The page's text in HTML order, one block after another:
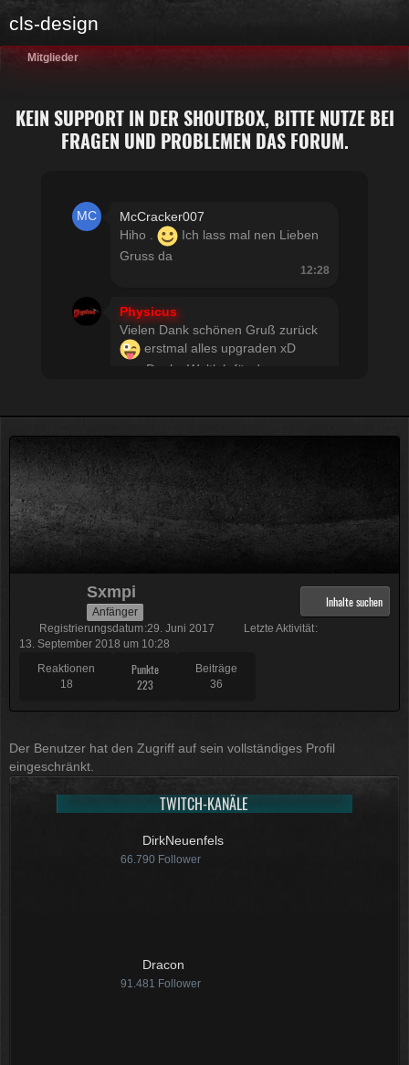
cls-design
Mitglieder
KEIN SUPPORT IN DER SHOUTBOX, BITTE NUTZE BEI
FRAGEN UND PROBLEMEN DAS FORUM.
McCracker007
Hiho .
Ich lass mal nen Lieben
Gruss da
12:28
Physicus
Vielen Dank schönen Gruß zurück
erstmal alles upgraden xD
usw Danke Woltlab für den
Twitch-Box 6.2.0 in Arbeit
13:47
McCracker007
Muss ich auch alles machen .
kann .
Plugins haben und dann noch mal
65 für Forum Update.
Ja bei mir sind es 130 € für
auch so um locker flockig 50-60 €
McCracker007
Sxmpi
Anfänger
Reaktionen
18
Punkte
223
Beiträge
36
Inhalte suchen
Registrierungsdatum 29. Juni 2017
Letzte Aktivität
13. September 2018 um 10:28
Der Benutzer hat den Zugriff auf sein vollständiges Profil
eingeschränkt.
TWITCH-KANÄLE
DirkNeuenfels
66.790 Follower
Dracon
91.481 Follower